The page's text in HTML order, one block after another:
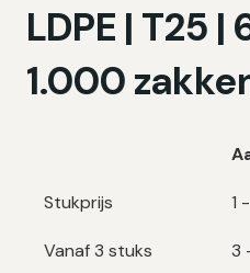
LDPE | T25
1.000
Stukprijs 1
Vanaf 3 stuks 3